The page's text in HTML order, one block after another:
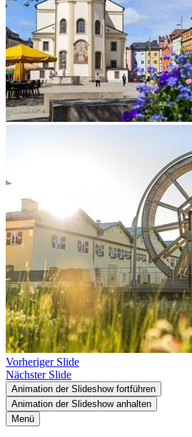
Vorheriger Slide
Nächster Slide
Animation der Slideshow fortführen
Animation der Slideshow anhalten
Menü